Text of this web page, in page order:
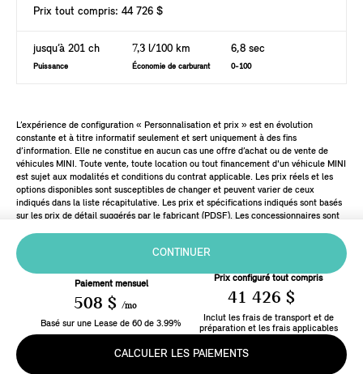
Prix tout compris: 44 726 $
jusqu’à 201 ch
Puissance
7,3 l/100 km
Économie de carburant
6,8 sec
0-100
CONTINUER
Paiement mensuel
508 $ /mo
Basé sur une Lease de 60 de 3.99%
Prix configuré tout compris
41 426 $
Inclut les frais de transport et de
préparation et les frais applicables
CALCULER LES PAIEMENTS
L’expérience de configuration « Personnalisation et prix » est en évolution
constante et à titre informatif seulement et sert uniquement à des fins
d’information. Elle ne constitue en aucun cas une offre d’achat ou de vente de
véhicules MINI. Toute vente, toute location ou tout financement d'un véhicule MINI
est sujet aux modalités et conditions du contrat applicable. Les prix réels et les
options disponibles sont susceptibles de changer et peuvent varier de ceux
indiqués dans la liste récapitulative. Les prix et spécifications indiqués sont basés
sur les prix de détail suggérés par le fabricant (PDSF). Les concessionnaires sont